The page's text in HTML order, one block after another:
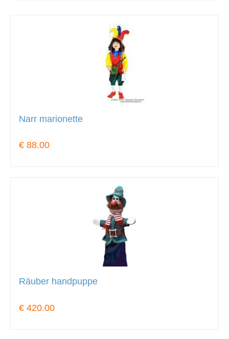
Narr marionette
€ 88.00
Räuber handpuppe
€ 420.00